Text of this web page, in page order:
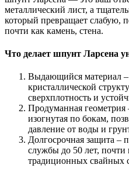
металлический лист, а
который превращает слабую,
почти как камень, стена.
Что делает шпунт Ларсена
Выдающийся материал
кристаллической
сверхплотность и
Продуманная геометрия
изогнутая по бокам,
давление от воды и
Долгосрочная защита –
службы до 50 лет, почти
традиционных свайных